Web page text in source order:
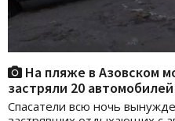
На пляже в Азовском
застряли 20 автомобилей
Спасатели всю ночь